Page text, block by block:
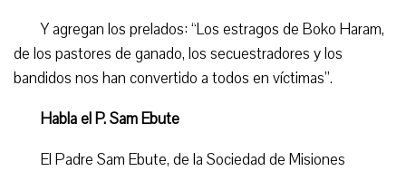
Y agregan los prelados: “Los estragos de Boko Haram,
de los pastores de ganado, los secuestradores y los
bandidos nos han convertido a todos en víctimas”.
Habla el P. Sam Ebute
El Padre Sam Ebute, de la Sociedad de Misiones